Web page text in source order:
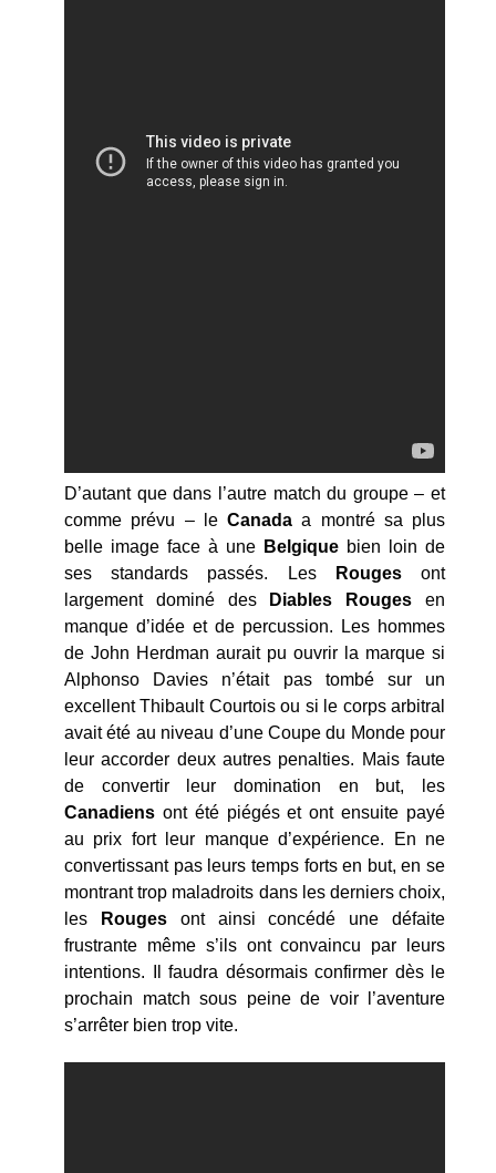
D’autant que dans l’autre match du groupe – et
comme prévu – le Canada a montré sa plus
belle image face à une Belgique bien loin de
ses standards passés. Les
Rougesont
largement dominé des
Diables Rougesen
manque d’idée et de percussion. Les hommes
de John Herdman aurait pu ouvrir la marque si
Alphonso Davies n’était pas tombé sur un
excellent Thibault Courtois ou si le corps arbitral
avait été au niveau d’une Coupe du Monde pour
leur accorder deux autres penalties. Mais faute
de convertir leur domination en but, les
Canadiens ont été piégés et ont ensuite payé
au prix fort leur manque d’expérience. En ne
convertissant pas leurs temps forts en but, en se
montrant trop maladroits dans les derniers choix,
les
Rougesont ainsi concédé une défaite
frustrante même s’ils ont convaincu par leurs
intentions. Il faudra désormais confirmer dès le
prochain match sous peine de voir l’aventure
s’arrêter bien trop vite.